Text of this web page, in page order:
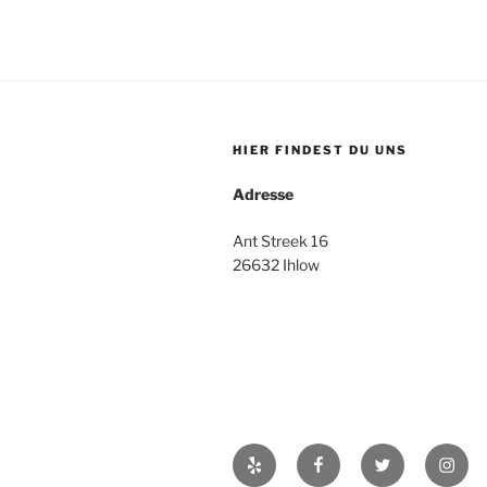
HIER FINDEST DU UNS
Adresse
Ant Streek 16
26632 Ihlow
Yelp FacebookTwitter